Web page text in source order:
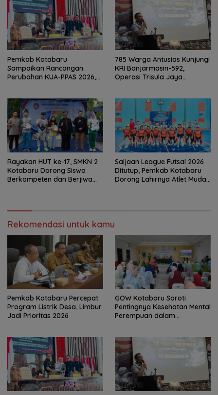
Pemkab Kotabaru
Sampaikan Rancangan
Perubahan KUA-PPAS 2026,
785 Warga Antusias Kunjungi
KRI Banjarmasin-592,
Operasi Trisula Jaya
Rayakan HUT ke-17, SMKN 2
Kotabaru Dorong Siswa
Berkompeten dan Berjiwa
Saijaan League Futsal 2026
Ditutup, Pemkab Kotabaru
Dorong Lahirnya Atlet Muda
Rekomendasi untuk kamu
Pemkab Kotabaru Percepat
Program Listrik Desa, Limbur
Jadi Prioritas 2026
GOW Kotabaru Soroti
Pentingnya Kesehatan Mental
Perempuan dalam